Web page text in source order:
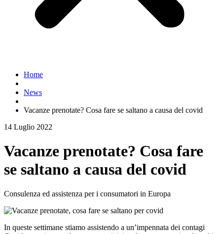
Home
News
Vacanze prenotate? Cosa fare se saltano a causa del covid
14 Luglio 2022
Vacanze prenotate? Cosa fare
se saltano a causa del covid
Consulenza ed assistenza per i consumatori in Europa
In queste settimane stiamo assistendo a un’impennata dei contagi